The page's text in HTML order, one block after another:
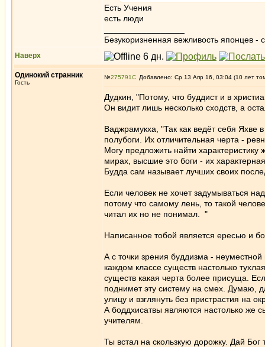
Есть Учения
есть люди
Безукоризненная вежливость японцев -
Наверх
Одинокий странник
Гость
№275791 Добавлено: Ср 13 Апр 16, 03:04 (10 лет
Дудкин, "Потому, что буддист и в
Он видит лишь несколько сходств, а
Ваджрамукха, "Так как ведёт себя Яхве
полубоги. Их отличительная черта -
Могу предложить найти
мирах, высшие это боги - их
Будда сам называет лучших своих
Если человек не хочет задумываться
потому что самому лень, то такой
читал их но не понимал. "
Написанное тобой является ересью и
А с точки зрения буддизма -
каждом классе существ настолько
существ какая черта более присуща.
поднимет эту систему на смех. Думаю,
улицу и взглянуть без пристрастия
А боддхисатвы являются настолько же
учителям.
Ты встал на скользкую дорожку. Дай Бог